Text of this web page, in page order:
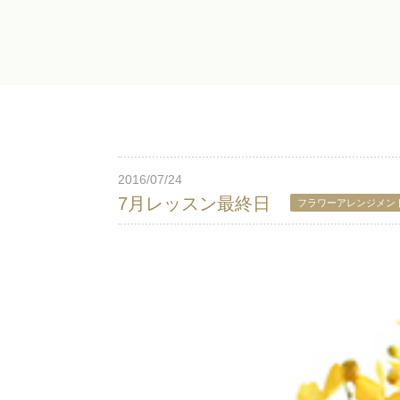
2016/07/24
7月レッスン最終日 フラワーアレンジメン